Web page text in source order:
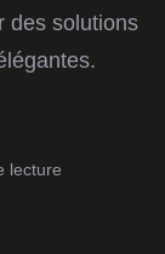
des solutions
lecture